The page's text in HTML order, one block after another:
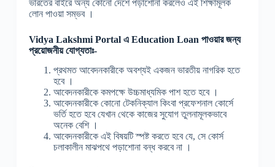
ভারতের বাইরে অন্য কোনো দেশে পড়াশোনা করলেও এই শিক্ষামূলক
লোন পাওয়া সম্ভব ।
Vidya Lakshmi Portal এ Education Loan পাওয়ার জন্য
প্রয়োজনীয় যোগ্যতাঃ-
প্রথমত আবেদনকারীকে অবশ্যই একজন ভারতীয় নাগরিক হতে
হবে ।
আবেদনকারীকে কমপক্ষে উচ্চমাধ্যমিক পাশ হতে হবে ।
আবেদনকারীকে কোনো টেকনিক্যাল কিংবা প্রফেশনাল কোর্সে
ভর্তি হতে হবে যেখান থেকে কাজের সুযোগ তুলনামূলকভাবে
অনেক বেশি ।
আবেদনকারীকে এই বিষয়টি স্পষ্ট করতে হবে যে, সে কোর্স
চলাকালীন মাঝপথে পড়াশোনা বন্ধ করবে না ।